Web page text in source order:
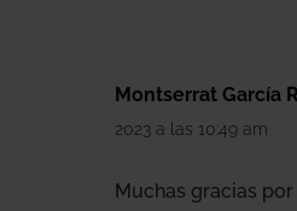
Montserrat García
2023 a las 10:49 am
Muchas gracias